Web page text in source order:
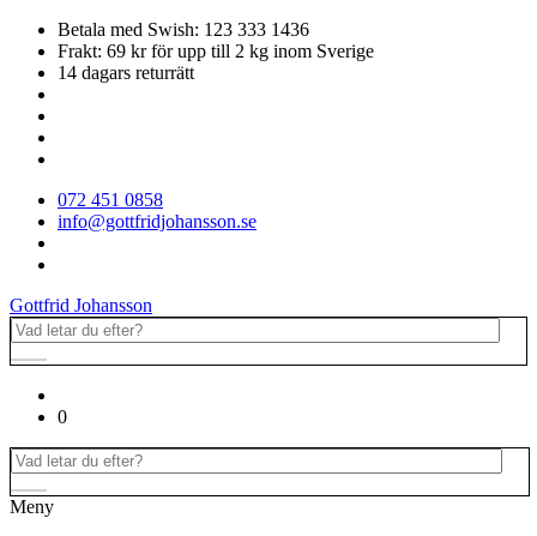
Betala med Swish: 123 333 1436
Frakt: 69 kr för upp till 2 kg inom Sverige
14 dagars returrätt
072 451 0858
info@gottfridjohansson.se
Gottfrid Johansson
0
Meny